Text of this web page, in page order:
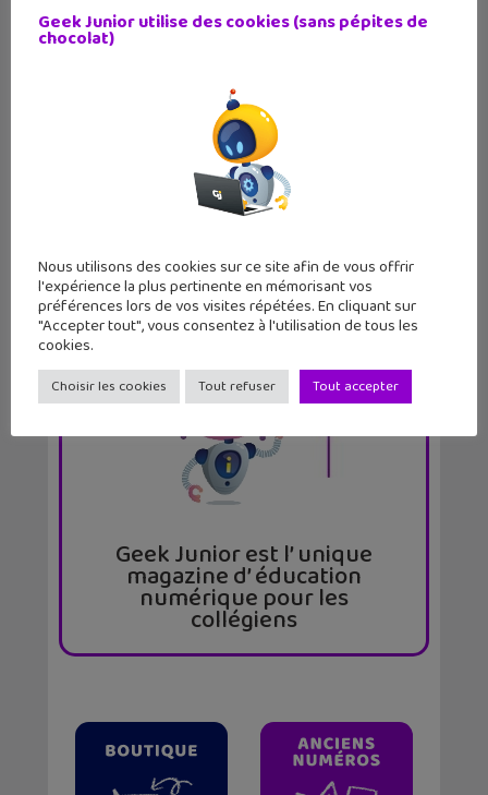
GEEK JUNIOR
11 numéros par an
par abonnement et chez ton marchand de
journaux
Geek Junior est l’ unique
magazine d’ éducation
numérique pour les
collégiens
Geek Junior utilise des cookies (sans pépites de
chocolat)
Nous utilisons des cookies sur ce site afin de vous offrir
l'expérience la plus pertinente en mémorisant vos
préférences lors de vos visites répétées. En cliquant sur
"Accepter tout", vous consentez à l'utilisation de tous les
cookies.
Choisir les cookies Tout refuser Tout accepter